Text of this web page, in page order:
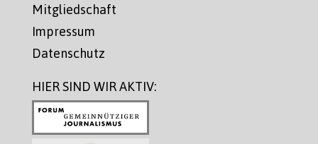
Mitgliedschaft
Impressum
Datenschutz
HIER SIND WIR AKTIV: